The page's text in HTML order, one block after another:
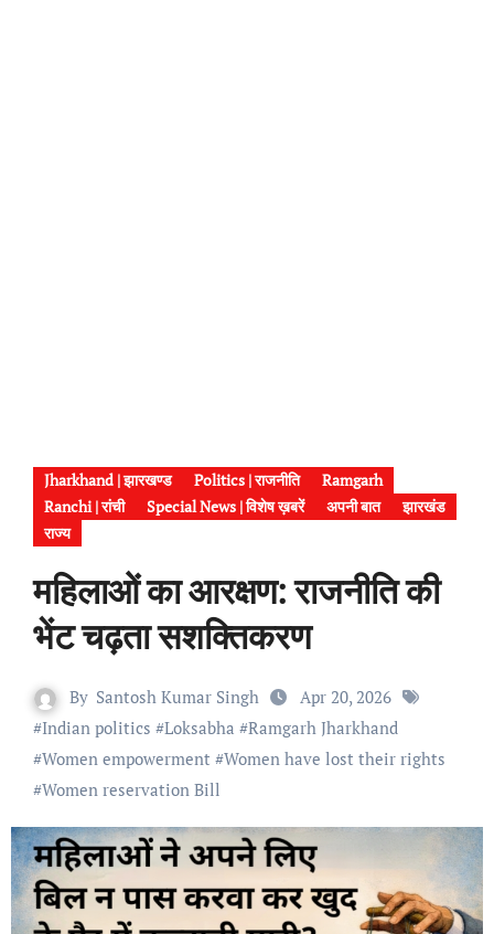
Jharkhand | झारखण्ड Politics | राजनीति
Ramgarh
Ranchi | रांची
Special News | विशेष ख़बरें अपनी बात
झारखंड
राज्य
महिलाओं का आरक्षण: राजनीति की
भेंट चढ़ता सशक्तिकरण
By Santosh Kumar Singh
Apr 20, 2026
#Indian politics #Loksabha #Ramgarh Jharkhand
#Women empowerment #Women have lost their rights
#Women reservation Bill